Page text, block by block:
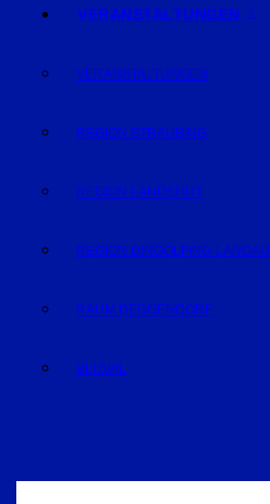
VERANSTALTUNGEN
VERANSTALTUNGEN
REGION STRAUBING
REGION LANDSHUT
REGION DINGOLFING-LANDAU
RAUM DEGGENDORF
BLUVAL